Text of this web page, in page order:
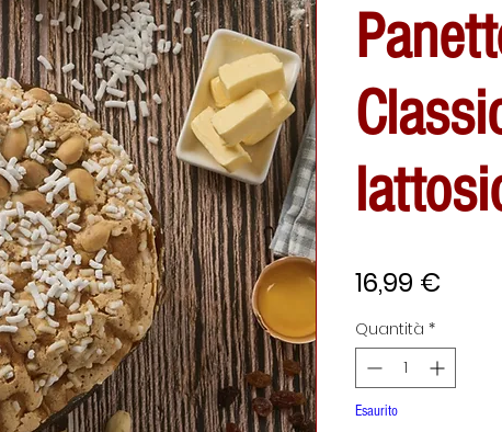
16,99 €
Quantità *
Esaurito